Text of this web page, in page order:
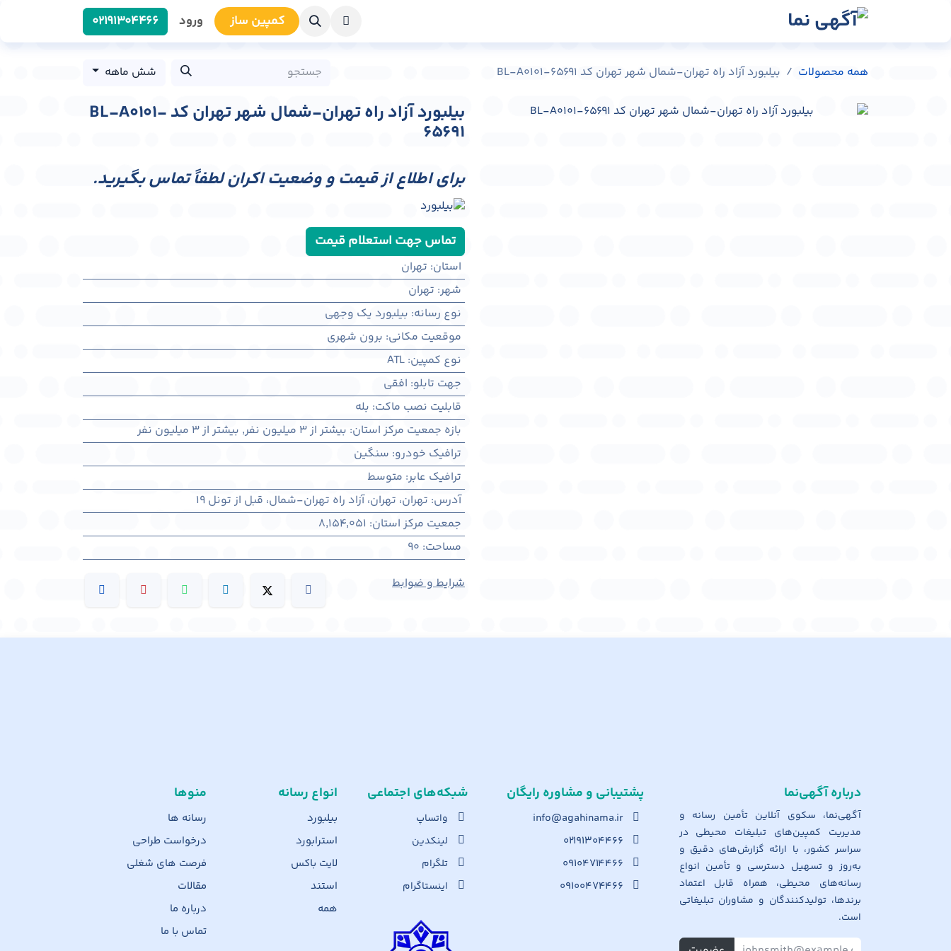
کمپین سا​​ز ورود 0219​1304466
همه محصولات بیلبورد آزاد راه تهران-شمال شهر تهران کد BL-A0101-65691 شش ماهه
بیلبورد آزاد راه تهران-شمال شهر تهران کد BL-A0101-
65691
برای اطلاع از قیمت و وضعیت اکران لطفاً تماس بگیرید.
تماس جهت استعلام قیمت
استان: تهران
شهر: تهران
نوع رسانه: بیلبورد یک وجهی
موقعیت مکانی: برون شهری
نوع کمپین:
ATL
جهت تابلو: افقی
قابلیت نصب ماکت: بله
بازه جمعیت مرکز استان: بیشتر از ۳ میلیون نفر , بیشتر از ۳ میلیون نفر
ترافیک خودرو: سنگین
ترافیک عابر: متوسط
آدرس: تهران، تهران، آزاد راه تهران-شمال، قبل از تونل 19
جمعیت مرکز استان:
8,154,051
مساحت:
90
شرایط و ضوابط
منوها
رسانه ها
درخواست طراحی
فرصت های شغلی
مقالات
درباره ما
تماس با ما
انواع رسانه
بیلبورد
استرابورد
لایت باکس
استند
همه
شبکه‌های اجت​ماعی
واتساپ
لینکدین
تلگرام
اینستاگرام
پشتیبانی و مشاوره رایگان
info@agahinama.ir
۰۲۱۹۱۳۰۴۴۶۶
۰۹۱۰۴۷۱۴۴۶۶
۰۹۱۰۰۴۷۴۴۶۶
درباره آگهی‌نما
آگهی‌نما، سکوی آنلاین تأمین رسانه و
مدیریت کمپین‌های تبلیغات محیطی در
سراسر کشور، با ارائه گزارش‌های دقیق و
به‌روز و تسهیل دسترسی و تأمین انواع
رسانه‌های محیطی، همراه قابل اعتماد
برندها، تولیدکنندگان و مشاوران تبلیغاتی
است.